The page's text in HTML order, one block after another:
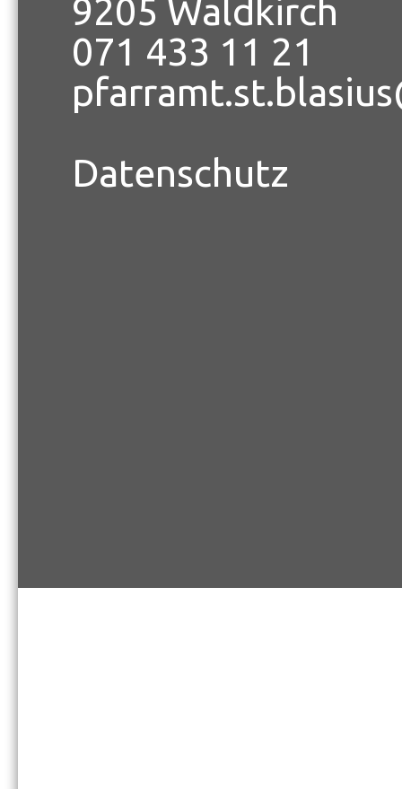
9205 Waldkirch
071 433 11 21
Datenschutz